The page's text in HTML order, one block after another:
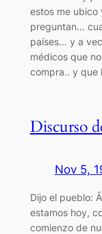
estos me
preguntan…
países… y a
médicos que
compra.. y
Discurso
Nov 5,
Dijo el pueblo:
estamos hoy,
comienzo de